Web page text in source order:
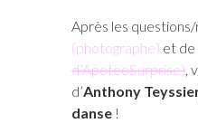
Après les
(photographe) et de
d’ApoteoSurprise),
d’Anthony
danse !